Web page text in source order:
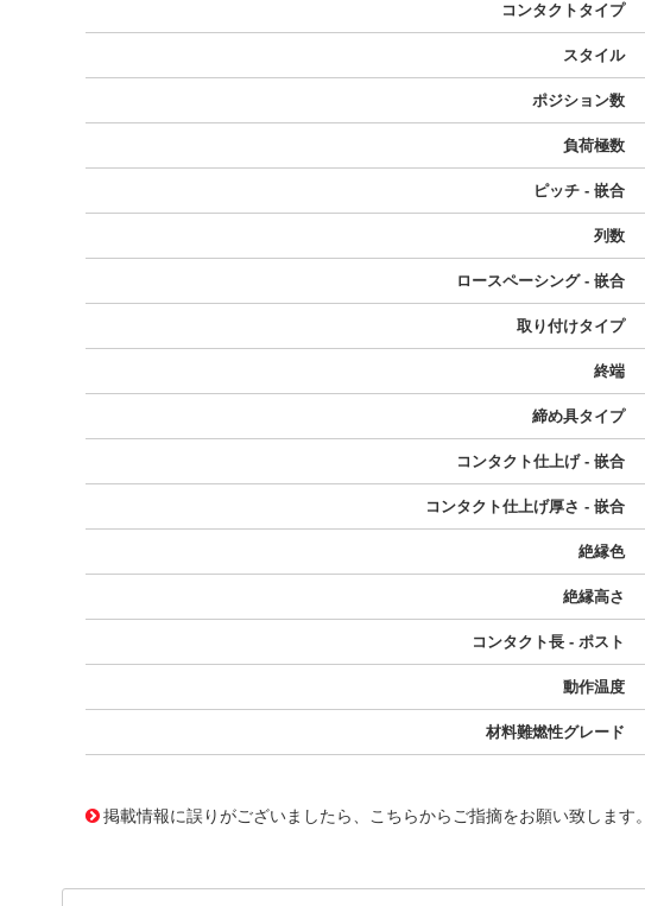
コンタクトタイプ
スタイル
ポジション数
負荷極数
ピッチ - 嵌合
列数
ロースペーシング - 嵌合
取り付けタイプ
終端
締め具タイプ
コンタクト仕上げ - 嵌合
コンタクト仕上げ厚さ - 嵌合
絶縁色
絶縁高さ
コンタクト長 - ポスト
動作温度
材料難燃性グレード
掲載情報に誤りがございましたら、こちらからご指摘をお願い致します。